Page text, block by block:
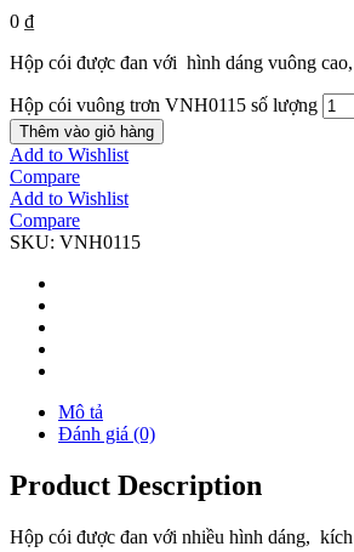
0 ₫
Hộp cói được đan với hình dáng vuông
Hộp cói vuông trơn VNH0115 số lượng
Thêm vào giỏ hàng
Add to Wishlist
Compare
Add to Wishlist
Compare
SKU: VNH0115
Mô tả
Đánh giá (0)
Product Description
Hộp cói được đan với nhiều hình dáng, kích